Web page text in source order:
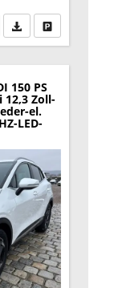
rufen Sie an
PDF-Datei,Drucken,
150 PS
12,3 Zoll-
el.
LED-